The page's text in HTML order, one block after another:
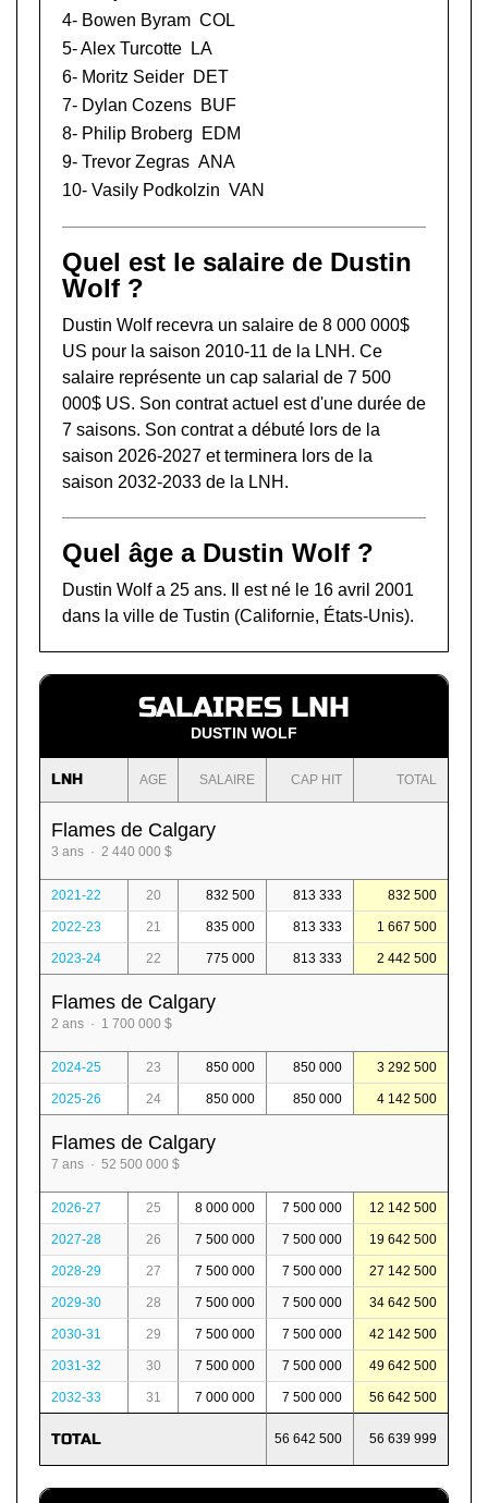
4- Bowen Byram COL
5-Alex Turcotte
LA
6- Moritz Seider DET
7- Dylan Cozens BUF
8- Philip Broberg
EDM
9- Trevor Zegras ANA
10- Vasily Podkolzin VAN
Quel est le salaire de Dustin
Wolf ?
Dustin Wolf recevra un salaire de 8 000 000$
US pour la saison 2010-11 de la LNH. Ce
salaire représente un cap salarial de 7 500
000$ US. Son contrat actuel est d'une durée de
7 saisons. Son contrat a débuté lors de la
saison 2026-2027 et terminera lors de la
saison 2032-2033 de la LNH.
Quel âge a Dustin Wolf ?
Dustin Wolf a 25 ans. Il est né le 16 avril 2001
dans la ville de Tustin (Californie, États-Unis).
SALAIRES LNH
DUSTIN WOLF
LNH AGE SALAIRE CAP HIT TOTAL
Flames de Calgary
3 ans · 2 440 000 $
2021-22 20 832 500 813 333 832 500
2022-23 21 835 000 813 333 1 667 500
2023-24 22 775 000 813 333 2 442 500
Flames de Calgary
2 ans · 1 700 000 $
2024-25 23 850 000 850 000 3 292 500
2025-26 24 850 000 850 000 4 142 500
Flames de Calgary
7 ans · 52 500 000 $
2026-27 25 8 000 000 7 500 000 12 142 500
2027-28 26 7 500 000 7 500 000 19 642 500
2028-29 27 7 500 000 7 500 000 27 142 500
2029-30 28 7 500 000 7 500 000 34 642 500
2030-31 29 7 500 000 7 500 000 42 142 500
2031-32 30 7 500 000 7 500 000 49 642 500
2032-33 31 7 000 000 7 500 000 56 642 500
TOTAL 56 642 500 56 639 999